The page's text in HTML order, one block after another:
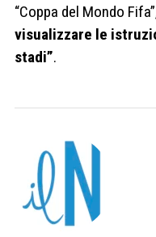
“Coppa del Mondo
visualizzare le
stadi”.